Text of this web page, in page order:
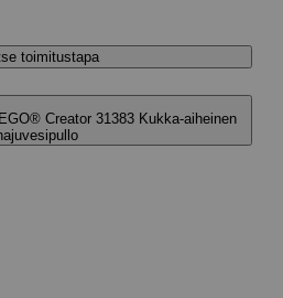
toimitustapa
Creator 31383 Kukka-aiheinen